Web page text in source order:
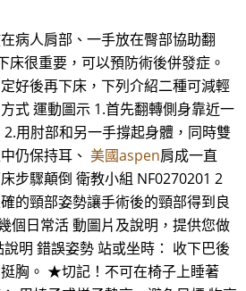
病人肩部、一手放在臀部協助翻
床很重要，可以預防術後併發症。
好後再下床，下列介紹二種可減輕
式 運動圖示 1.首先翻轉側身靠近一
用肘部和另一手撐起身體，同時雙
仍保持耳、 美國aspen肩成一直
步驟顛倒 衛教小組 NF0270201 2
的頸部姿勢讓手術後的頸部得到良
個日常活 動圖片及說明，提供您做
明 錯誤姿勢 站或坐時： 收下巴後
胸。 ★切記！不可在椅子上睡著